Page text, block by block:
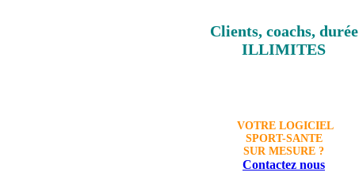
Clients, coachs, durée
ILLIMITES
VOTRE LOGICIEL
SPORT-SANTE
SUR MESURE ?
Contactez nous